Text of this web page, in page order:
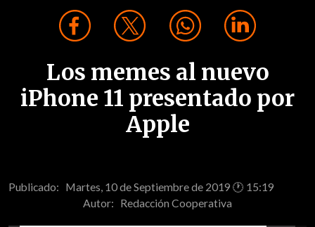
Los memes al nuevo
iPhone 11 presentado por
Apple
Publicado: Martes, 10 de Septiembre de 2019 🕐 15:19
Autor: Redacción Cooperativa